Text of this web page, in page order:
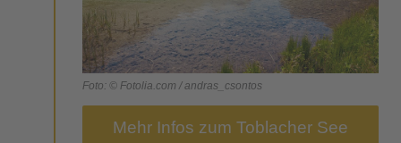
Foto: © Fotolia.com /andras_csontos
Mehr Infos zum Toblacher See